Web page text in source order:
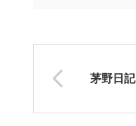
茅野日